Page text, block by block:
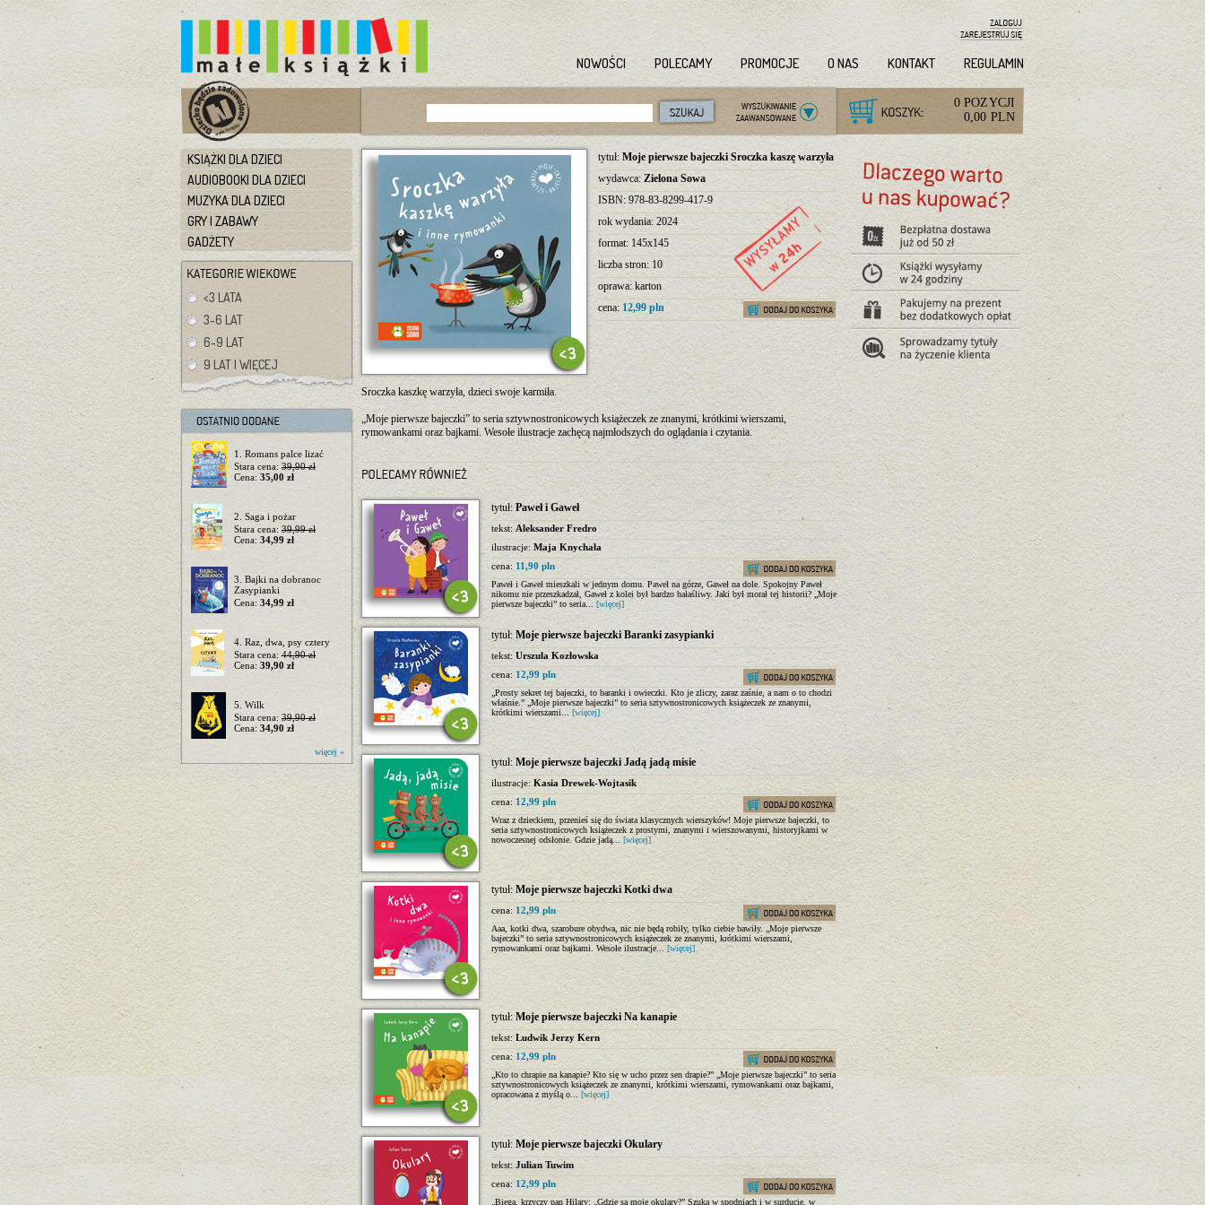
NOWOŚCI POLECAMY PROMOCJE O NAS KONTAKT REGULAMIN
0 POZYCJI
0,00 PLN
KSIĄŻKI DLA DZIECI
AUDIOBOOKI DLA DZIECI
MUZYKA DLA DZIECI
GRY I ZABAWY
GADŻETY
<3 LATA
3-6 LAT
6-9 LAT
9 LAT I WIĘCEJ
1. Romans palce lizać
Stara cena: 39,90 zł
Cena: 35,00 zł
2. Saga i pożar
Stara cena: 39,99 zł
Cena: 34,99 zł
3. Bajki na dobranoc
Zasypianki
Cena: 34,99 zł
4. Raz, dwa, psy cztery
Stara cena: 44,90 zł
Cena: 39,90 zł
5. Wilk
Stara cena: 39,90 zł
Cena: 34,90 zł
więcej »
tytuł: Moje pierwsze bajeczki Sroczka kaszę warzyła
wydawca: Zielona Sowa
ISBN: 978-83-8299-417-9
rok wydania: 2024
format: 145x145
liczba stron: 10
oprawa: karton
cena: 12,99 pln
Sroczka kaszkę warzyła, dzieci swoje karmiła.
„Moje pierwsze bajeczki” to seria sztywnostronicowych książeczek ze znanymi, krótkimi wierszami,
rymowankami oraz bajkami. Wesołe ilustracje zachęcą najmłodszych do oglądania i czytania.
tytuł: Paweł i Gaweł
tekst: Aleksander Fredro
ilustracje: Maja Knychała
cena: 11,90 pln
Paweł i Gaweł mieszkali w jednym domu. Paweł na górze, Gaweł na dole. Spokojny Paweł
nikomu nie przeszkadzał, Gaweł z kolei był bardzo hałaśliwy. Jaki był morał tej historii? „Moje
pierwsze bajeczki” to seria... [więcej]
tytuł: Moje pierwsze bajeczki Baranki zasypianki
tekst: Urszula Kozłowska
cena: 12,99 pln
„Prosty sekret tej bajeczki, to baranki i owieczki. Kto je zliczy, zaraz zaśnie, a nam o to chodzi
właśnie.” „Moje pierwsze bajeczki” to seria sztywnostronicowych książeczek ze znanymi,
krótkimi wierszami... [więcej]
tytuł: Moje pierwsze bajeczki Jadą jadą misie
ilustracje: Kasia Drewek-Wojtasik
cena: 12,99 pln
Wraz z dzieckiem, przenieś się do świata klasycznych wierszyków! Moje pierwsze bajeczki, to
seria sztywnostronicowych książeczek z prostymi, znanymi i wierszowanymi, historyjkami w
nowoczesnej odsłonie. Gdzie jadą... [więcej]
tytuł:Moje pierwsze bajeczki Kotki dwa
cena: 12,99 pln
Aaa, kotki dwa, szarobure obydwa, nic nie będą robiły, tylko ciebie bawiły. „Moje pierwsze
bajeczki” to seria sztywnostronicowych książeczek ze znanymi, krótkimi wierszami,
rymowankami oraz bajkami. Wesołe ilustracje... [więcej]
tytuł: Moje pierwsze bajeczki Na kanapie
tekst: Ludwik Jerzy Kern
cena: 12,99 pln
„Kto to chrapie na kanapie? Kto się w ucho przez sen drapie?” „Moje pierwsze bajeczki” to seria
sztywnostronicowych książeczek ze znanymi, krótkimi wierszami, rymowankami oraz bajkami,
opracowana z myślą o... [więcej]
tytuł: Moje pierwsze bajeczki Okulary
tekst: Julian Tuwim
cena: 12,99 pln
„Biega, krzyczy pan Hilary: „Gdzie są moje okulary?” Szuka w spodniach i w surducie, w